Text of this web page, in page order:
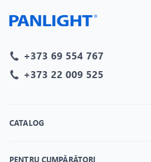
+373 69 554 767
+373 22 009 525
CATALOG
PENTRU CUMPĂRĂTORI